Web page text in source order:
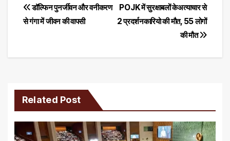
Post
navigation
POJK में सुरक्षाबलों केअत्याचार से
2 प्रदर्शनकारियो की मौत, 55 लोगों
की मौत
डॉल्फिन पुनर्जीवन और वनीकरण
से गंगा में जीवन की वापसी
Related Post